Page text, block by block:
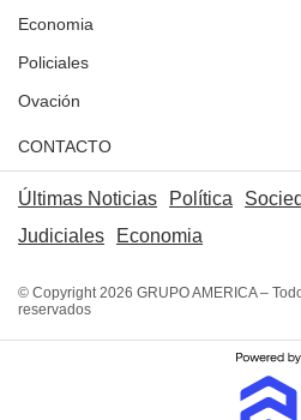
Economia
Policiales
Ovación
CONTACTO
Últimas Noticias Política
Judiciales
Economia
© Copyright 2026 GRUPO AMERICA –
reservados